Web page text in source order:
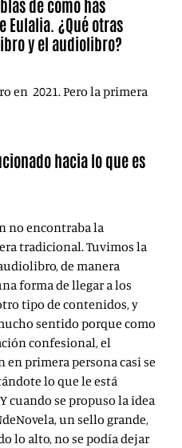
de cómo has
Eulalia. ¿Qué otras
y el audiolibro?
en 2021. Pero la primera
hacia lo que es
no encontraba la
tradicional. Tuvimos la
de manera
forma de llegar a los
tipo de contenidos, y
sentido porque como
confesional, el
en primera persona casi se
lo que le está
cuando se propuso la idea
un sello grande,
lo alto, no se podía dejar